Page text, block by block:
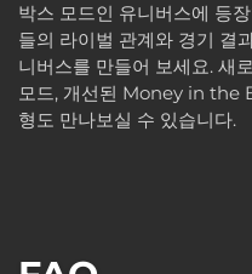
박스 모드인 유니버스에 등
들의 라이벌 관계와 경기 결
니버스를 만들어 보세요. 새
모드, 개선된 Money in the
형도 만나보실 수 있습니다.